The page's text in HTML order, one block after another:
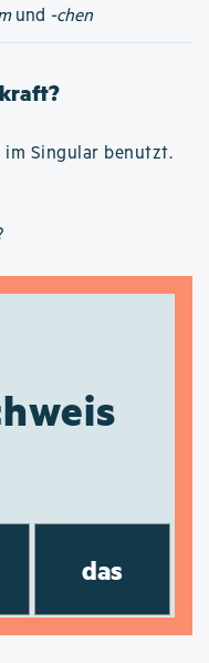
und -chen
Singular benutzt.
das